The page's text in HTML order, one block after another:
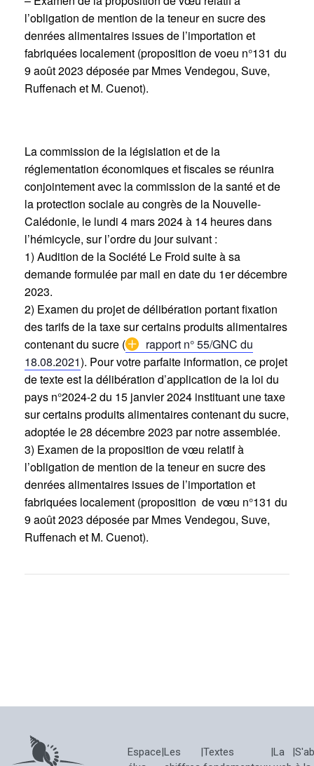
l’obligation de mention de la teneur en sucre des
denrées alimentaires issues de l’importation et
fabriquées localement (proposition de voeu n°131 du
9 août 2023 déposée par Mmes Vendegou, Suve,
Ruffenach et M. Cuenot).
La commission de la législation et de la
réglementation économiques et fiscales se réunira
conjointement avec la commission de la santé et de
la protection sociale au congrès de la Nouvelle-
Calédonie, le lundi 4 mars 2024 à 14 heures dans
l’hémicycle, sur l’ordre du jour suivant :
1) Audition de la Société Le Froid suite à sa
demande formulée par mail en date du 1er décembre
2023.
2) Examen du projet de délibération portant fixation
des tarifs de la taxe sur certains produits alimentaires
contenant du sucre (
rapport n° 55/GNC du
18.08.2021). Pour votre parfaite information, ce projet
de texte est la délibération d’application de la loi du
pays n°2024-2 du 15 janvier 2024 instituant une taxe
sur certains produits alimentaires contenant du sucre,
adoptée le 28 décembre 2023 par notre assemblée.
3) Examen de la proposition de vœu relatif à
l’obligation de mention de la teneur en sucre des
denrées alimentaires issues de l’importation et
fabriquées localement (proposition de vœu n°131 du
9 août 2023 déposée par Mmes Vendegou, Suve,
Ruffenach et M. Cuenot).
Espace|Les
|Textes
|La
|